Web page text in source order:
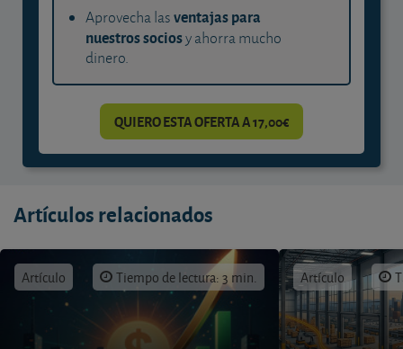
Aprovecha lasventajas para
nuestros sociosy ahorra mucho
dinero.
QUIERO ESTA OFERTA A 17,00€
Artículos relacionados
Artículo Tiempo de lectura: 3 min. Artículo